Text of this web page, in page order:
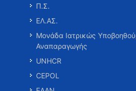
Π.Σ.
ΕΛ.ΑΣ.
Μονάδα Ιατρικώς
Αναπαραγωγής
UNHCR
CEPOL